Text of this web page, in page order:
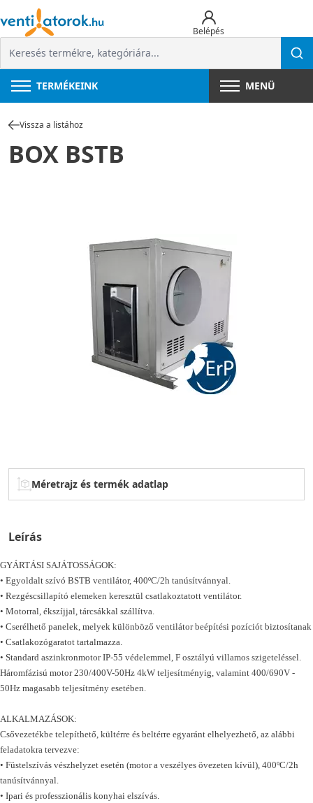
Belépés
TERMÉKEINK MENÜ
Vissza a listához
BOX BSTB
Méretrajz és termék adatlap
Leírás
GYÁRTÁSI SAJÁTOSSÁGOK:
• Egyoldalt szívó BSTB ventilátor, 400ºC/2h tanúsítvánnyal.
• Rezgéscsillapító elemeken keresztül csatlakoztatott ventilátor.
• Motorral, ékszíjjal, tárcsákkal szállítva.
• Cserélhető panelek, melyek különböző ventilátor beépítési pozíciót biztosítanak
• Csatlakozógaratot tartalmazza.
• Standard aszinkronmotor IP-55 védelemmel, F osztályú villamos szigeteléssel.
Háromfázisú motor 230/400V-50Hz 4kW teljesítményig, valamint 400/690V -
50Hz magasabb teljesítmény esetében.
ALKALMAZÁSOK:
Csővezetékbe telepíthető, kültérre és beltérre egyaránt elhelyezhető, az alábbi
feladatokra tervezve:
• Füstelszívás vészhelyzet esetén (motor a veszélyes övezeten kívül), 400ºC/2h
tanúsítvánnyal.
• Ipari és professzionális konyhai elszívás.